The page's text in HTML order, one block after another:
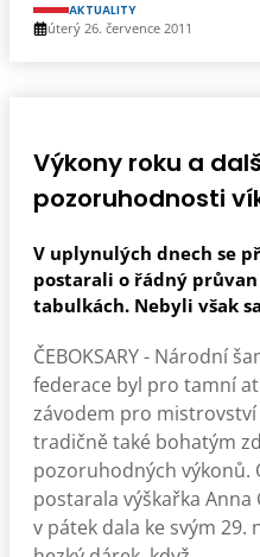
AKTUALITY
úterý 26. července 2011
Výkony roku a
pozoruhodnosti
V uplynulých dnech se
postarali o řádný
tabulkách. Nebyli však
ČEBOKSARY - Národní
federace byl pro tamní
závodem pro mistrovství
tradičně také bohatým
pozoruhodných výkonů.
postarala výškařka Anna
v pátek dala ke svým 29.